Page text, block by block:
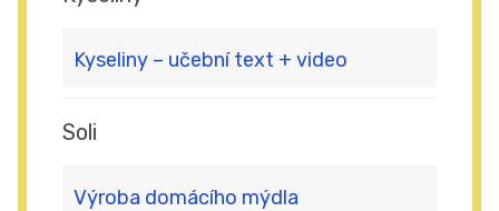
Kyseliny – učební text + video
Soli
Výroba domácího mýdla